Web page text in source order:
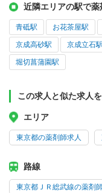
近隣エリアの駅で
青砥駅 お花茶屋駅
京成高砂駅 京成立石駅
堀切菖蒲園駅
この求人と似た求人
エリア
東京都の薬剤師求人
路線
東京都ＪＲ総武線の薬剤